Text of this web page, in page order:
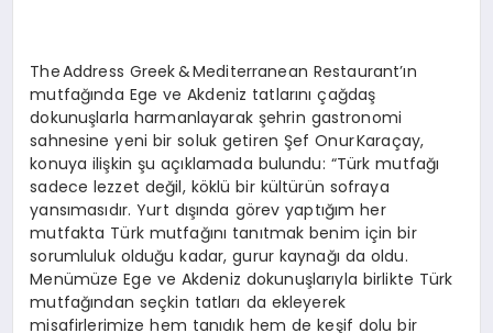
The Address Greek & Mediterranean Restaurant’ın
mutfağında Ege ve Akdeniz tatlarını çağdaş
dokunuşlarla harmanlayarak şehrin gastronomi
sahnesine yeni bir soluk getiren Şef Onur Karaçay,
konuya ilişkin şu açıklamada bulundu: “Türk mutfağı
sadece lezzet değil, köklü bir kültürün sofraya
yansımasıdır. Yurt dışında görev yaptığım her
mutfakta Türk mutfağını tanıtmak benim için bir
sorumluluk olduğu kadar, gurur kaynağı da oldu.
Menümüze Ege ve Akdeniz dokunuşlarıyla birlikte Türk
mutfağından seçkin tatları da ekleyerek
misafirlerimize hem tanıdık hem de keşif dolu bir